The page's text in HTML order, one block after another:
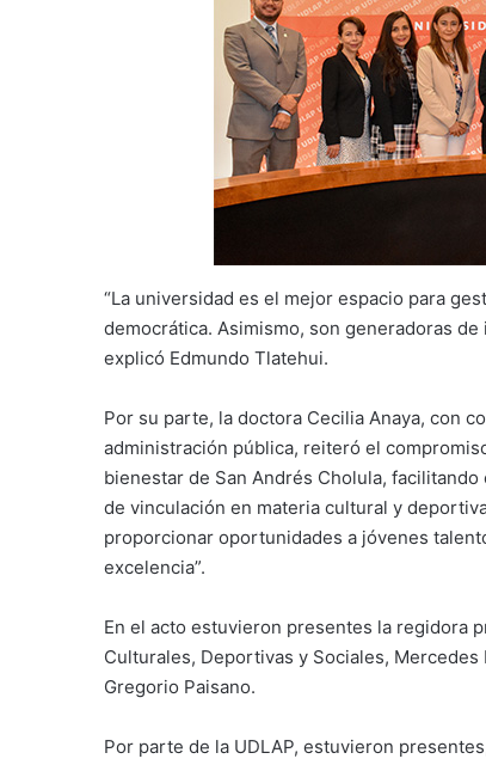
“La universidad es el mejor espacio para
democrática. Asimismo, son generadoras
explicó Edmundo Tlatehui.
Por su parte, la doctora Cecilia Anaya, con
administración pública, reiteró el
bienestar de San Andrés Cholula,
de vinculación en materia cultural y
proporcionar oportunidades a jóvenes
excelencia”.
En el acto estuvieron presentes la regidora
Culturales, Deportivas y Sociales,
Gregorio Paisano.
Por parte de la UDLAP, estuvieron